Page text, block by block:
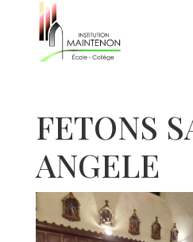
FETONS
ANGELE